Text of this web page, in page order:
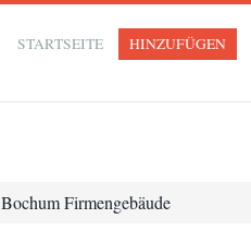
STARTSEITE HINZUFÜGEN
Bochum Firmengebäude